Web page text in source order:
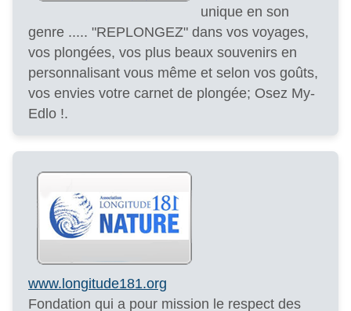
unique en son
genre ..... "REPLONGEZ" dans vos voyages,
vos plongées, vos plus beaux souvenirs en
personnalisant vous même et selon vos goûts,
vos envies votre carnet de plongée; Osez My-
Edlo !.
www.longitude181.org
Fondation qui a pour mission le respect des